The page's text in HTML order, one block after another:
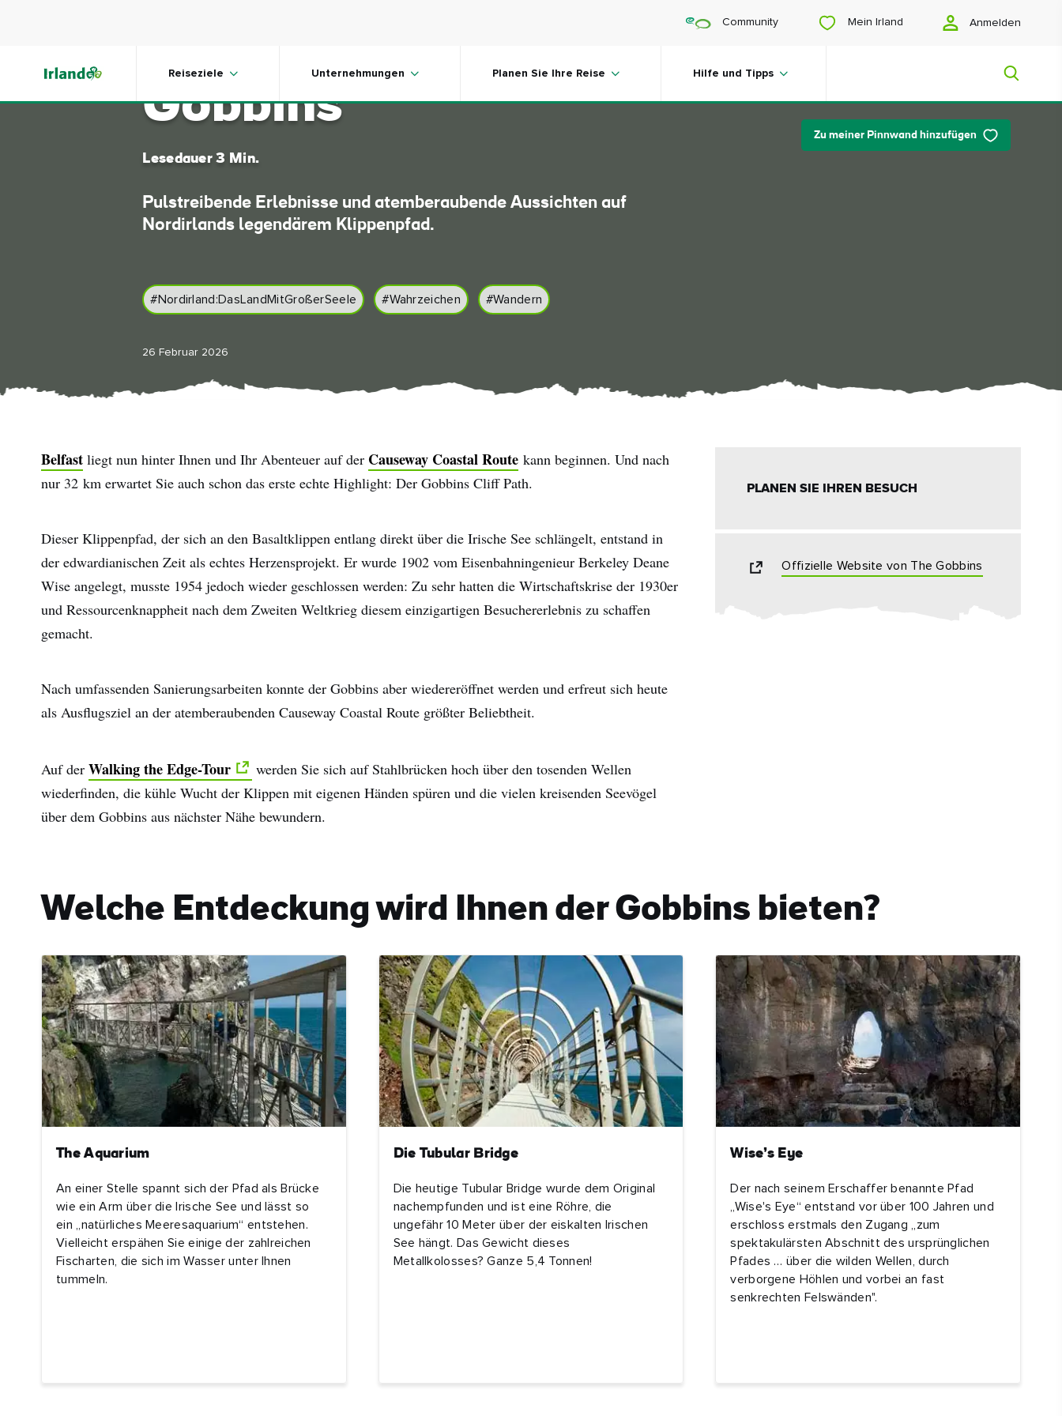
Community Mein Irland Anmelden
Reiseziele Unternehmungen Planen Sie Ihre Reise Hilfe und Tipps
#KulturUndTradition
Zu meiner Pinnwand hinzufügen
Der Klippenpfad The
Gobbins
Lesedauer 3 Min.
Pulstreibende Erlebnisse und atemberaubende Aussichten auf
Nordirlands legendärem Klippenpfad.
#Nordirland:DasLandMitGroßerSeele #Wahrzeichen #Wandern
26 Februar 2026
Belfast liegt nun hinter Ihnen und Ihr Abenteuer auf der Causeway Coastal Route kann beginnen. Und nach
nur 32 km erwartet Sie auch schon das erste echte Highlight: Der Gobbins Cliff Path.
Dieser Klippenpfad, der sich an den Basaltklippen entlang direkt über die Irische See schlängelt, entstand in
der edwardianischen Zeit als echtes Herzensprojekt. Er wurde 1902 vom Eisenbahningenieur Berkeley Deane
Wise angelegt, musste 1954 jedoch wieder geschlossen werden: Zu sehr hatten die Wirtschaftskrise der 1930er
und Ressourcenknappheit nach dem Zweiten Weltkrieg diesem einzigartigen Besuchererlebnis zu schaffen
gemacht.
Nach umfassenden Sanierungsarbeiten konnte der Gobbins aber wiedereröffnet werden und erfreut sich heute
als Ausflugsziel an der atemberaubenden Causeway Coastal Route größter Beliebtheit.
Auf der Walking the Edge-Tour
werden Sie sich auf Stahlbrücken hoch über den tosenden Wellen
wiederfinden, die kühle Wucht der Klippen mit eigenen Händen spüren und die vielen kreisenden Seevögel
über dem Gobbins aus nächster Nähe bewundern.
PLANEN SIE IHREN BESUCH
Offizielle Website von The Gobbins
Welche Entdeckung wird Ihnen der Gobbins bieten?
The Aquarium
An einer Stelle spannt sich der Pfad als Brücke
wie ein Arm über die Irische See und lässt so
ein „natürliches Meeresaquarium“ entstehen.
Vielleicht erspähen Sie einige der zahlreichen
Fischarten, die sich im Wasser unter Ihnen
tummeln.
Die Tubular Bridge
Die heutige Tubular Bridge wurde dem Original
nachempfunden und ist eine Röhre, die
ungefähr 10 Meter über der eiskalten Irischen
See hängt. Das Gewicht dieses
Metallkolosses? Ganze 5,4 Tonnen!
Wise’s Eye
Der nach seinem Erschaffer benannte Pfad
„Wise's Eye“ entstand vor über 100 Jahren und
erschloss erstmals den Zugang „zum
spektakulärsten Abschnitt des ursprünglichen
Pfades … über die wilden Wellen, durch
verborgene Höhlen und vorbei an fast
senkrechten Felswänden".